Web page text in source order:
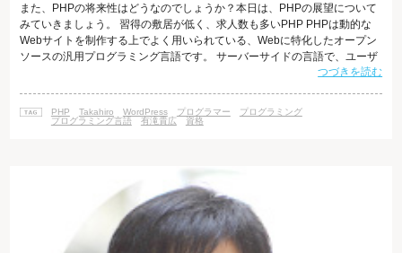
また、PHPの将来性はどうなのでしょうか？本日は、PHPの展望について
みていきましょう。 習得の敷居が低く、求人数も多いPHP PHPは動的な
Webサイトを制作する上でよく用いられている、Webに特化したオープン
ソースの汎用プログラミング言語です。 サーバーサイドの言語で、ユーザ
ーがWebサイトを開くといったアクションをとることで動作します。 PHP
あると言われています。 それにもかかわらず、PHPの求人ニーズは高く、
年々求人数は上がってきています。 エンジニアに特化した派遣会社である
つづきを読む
PHP Takahiro WordPress プログラマー
プログラミング
プログラミング言語
有滝貴広 資格